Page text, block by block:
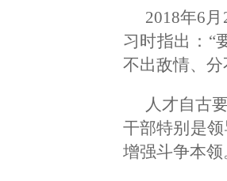
2018年6
习时指出：“
不出敌情、
人才自古
干部特别是
增强斗争本领